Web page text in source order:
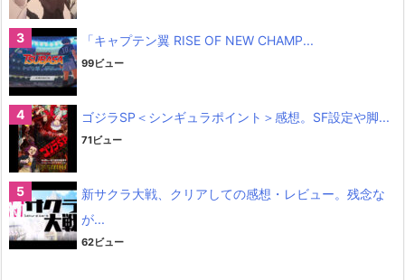
「キャプテン翼 RISE OF NEW CHAMP...
99ビュー
ゴジラSP＜シンギュラポイント＞感想。SF設定や脚...
71ビュー
新サクラ大戦、クリアしての感想・レビュー。残念な
が...
62ビュー